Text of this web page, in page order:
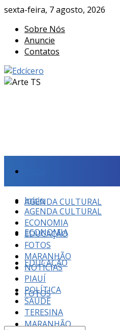
sexta-feira, 7 agosto, 2026
Sobre Nós
Anuncie
Contatos
AGENDA CULTURAL
ECONOMIA
EDUCAÇÃO
FOTOS
MARANHÃO
Início
AGENDA CULTURAL
ECONOMIA
EDUCAÇÃO
FOTOS
MARANHÃO
NOTÍCIAS
PIAUÍ
POLÍTICA
SAÚDE
TERESINA